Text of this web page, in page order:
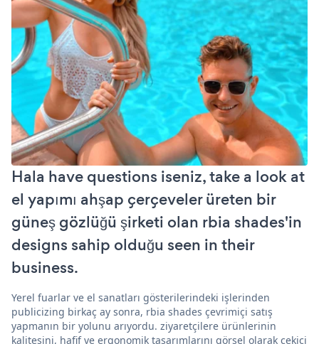
Hala have questions iseniz, take a look at
el yapımı ahşap çerçeveler üreten bir
güneş gözlüğü şirketi olan rbia shades'in
designs sahip olduğu seen in their
business.
Yerel fuarlar ve el sanatları gösterilerindeki işlerinden
publicizing birkaç ay sonra, rbia shades çevrimiçi satış
yapmanın bir yolunu arıyordu. ziyaretçilere ürünlerinin
kalitesini, hafif ve ergonomik tasarımlarını görsel olarak çekici